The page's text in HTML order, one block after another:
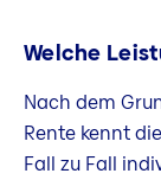
Welche
Nach dem
Rente kennt
Fall zu Fall